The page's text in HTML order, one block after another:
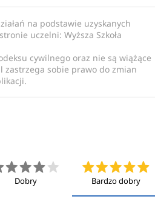
na podstawie uzyskanych
uczelni: Wyższa Szkoła
cywilnego oraz nie są wiążące
zastrzega sobie prawo do zmian
Dobry Bardzo dobry